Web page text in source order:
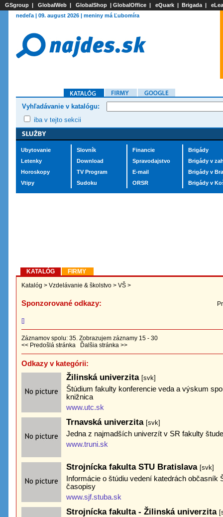
GSgroup | GlobalWeb | GlobalShop | GlobalOffice | eQuark | Brigada |
nedeľa | 09. august 2026 | meniny má Ľubomíra
Vyhľadávanie v katalógu:
iba v tejto sekcii
Ubytovanie
Letenky
Horoskopy
Vtipy
Slovník
Download
TV Program
Sudoku
Financie
Spravodajstvo
E-mail
ORSR
Brigády
Brigády v
Brigády v
Brigády v
KATALÓG
FIRMY
Katalóg > Vzdelávanie & školstvo > VŠ >
Sponzorované odkazy:
[]
Záznamov spolu: 35. Zobrazujem záznamy 15 - 30
<< Predošlá stránka
Ďalšia stránka >>
Odkazy v kategórii:
Žilinská univerzita [svk]
Štúdium fakulty konferencie veda a výskum
knižnica
www.utc.sk
Trnavská univerzita [svk]
Jedna z najmadších univerzít v SR fakulty
www.truni.sk
Strojnícka fakulta STU Bratislava [svk]
Informácie o štúdiu vedení katedrách občasník
časopisy
www.sjf.stuba.sk
Strojnícka fakulta - Žilinská univerzita